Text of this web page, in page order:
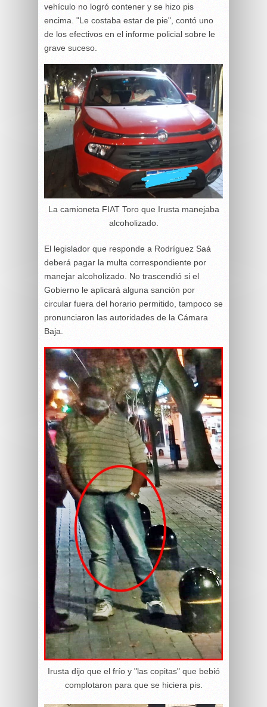
vehículo no logró contener y se hizo pis
encima. "Le costaba estar de pie", contó uno
de los efectivos en el informe policial sobre le
grave suceso.
La camioneta FIAT Toro que Irusta manejaba
alcoholizado.
El legislador que responde a Rodríguez Saá
deberá pagar la multa correspondiente por
manejar alcoholizado. No trascendió si el
Gobierno le aplicará alguna sanción por
circular fuera del horario permitido, tampoco se
pronunciaron las autoridades de la Cámara
Baja.
Irusta dijo que el frío y "las copitas" que bebió
complotaron para que se hiciera pis.